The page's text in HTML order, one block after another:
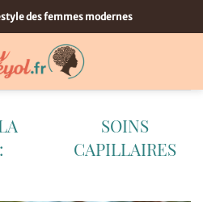
des femmes modernes
SOINS
CAPILLAIRES